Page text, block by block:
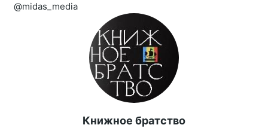
@midas_media
Книжное братство